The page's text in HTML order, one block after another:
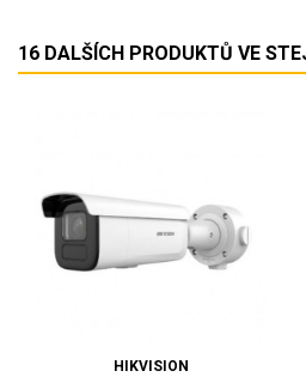
16 DALŠÍCH PRODUKTŮ VE
HIKVISION